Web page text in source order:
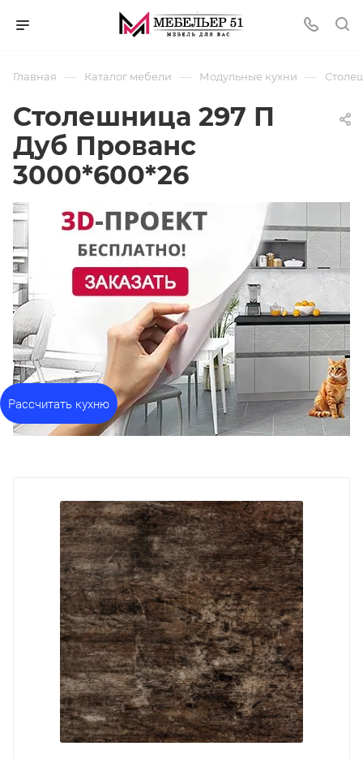
Главная — Каталог мебели — Модульные кухни —
Столешница 297 П
Дуб Прованс
3000*600*26
Рассчитать кухню